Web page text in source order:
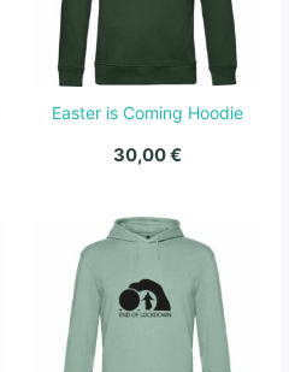
Easter is Coming Hoodie
30,00€